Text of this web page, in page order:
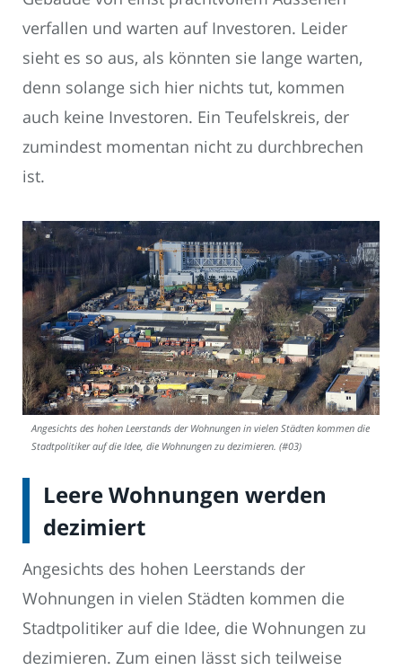
verfallen und warten auf Investoren. Leider
sieht es so aus, als könnten sie lange warten,
denn solange sich hier nichts tut, kommen
auch keine Investoren. Ein Teufelskreis, der
zumindest momentan nicht zu durchbrechen
ist.
Angesichts des hohen Leerstands der Wohnungen in vielen Städten kommen die
Stadtpolitiker auf die Idee, die Wohnungen zu dezimieren. (#03)
Leere Wohnungen werden
dezimiert
Angesichts des hohen Leerstands der
Wohnungen in vielen Städten kommen die
Stadtpolitiker auf die Idee, die Wohnungen zu
dezimieren. Zum einen lässt sich teilweise